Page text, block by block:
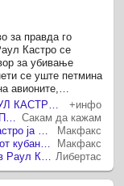
за правда го
Кастро се
за убивање
се уште петмина
авионите,
+инфо
Сакам да кажам
Макфакс
Макфакс
Либертас